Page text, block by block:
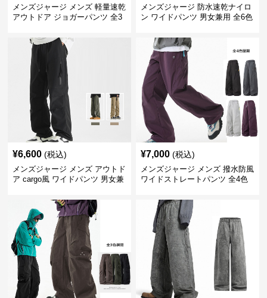
メンズジャージ メンズ 軽量速乾
アウトドア ジョガーパンツ 全3
メンズジャージ 防水速乾ナイロ
ン ワイドパンツ 男女兼用 全6色
¥6,600 (税込)
メンズジャージ メンズ アウトド
ア cargo風 ワイドパンツ 男女兼
¥7,000 (税込)
メンズジャージ メンズ 撥水防風
ワイドストレートパンツ 全4色